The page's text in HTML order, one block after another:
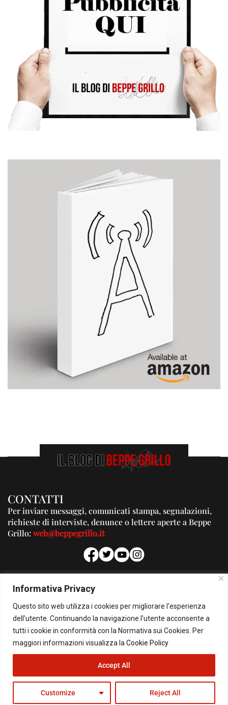
Informativa Privacy
Questo sito web utilizza i cookies per migliorare l'esperienza
dell'utente. Continuando la navigazione l'utente acconsente a
tutti i cookie in conformità con la Normativa sui Cookies. Per
maggiori informazioni visualizza la Cookie Policy
Customize Reject All
Accept All
CONTATTI
Per inviare messaggi, comunicati stampa, segnalazioni,
richieste di interviste, denunce o lettere aperte a Beppe
Grillo:web@beppegrillo.it
PUBBLICITA'
Per la tua pubblicità su questo Blog:
pubblicita@beppegrillo.it
HOMEPAGE COOKIE POLICY PRIVACY POLICY CONTATTI
© Copyright 2026 - Il Blog di Beppe Grillo. All Rights Reserved - Powered by
happygrafic.com